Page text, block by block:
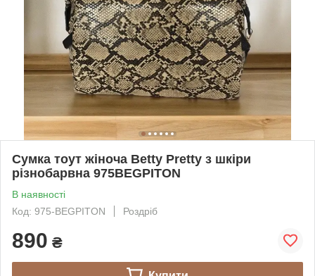
Сумка тоут жіноча Betty Pretty з шкіри
різнобарвна 975BEGPITON
В наявності
Код: 975-BEGPITON
Роздріб
890 ₴